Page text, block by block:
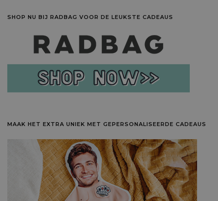
SHOP NU BIJ RADBAG VOOR DE LEUKSTE CADEAUS
MAAK HET EXTRA UNIEK MET GEPERSONALISEERDE CADEAUS